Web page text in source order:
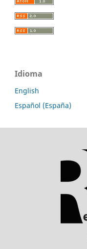
Idioma
English
Español (España)